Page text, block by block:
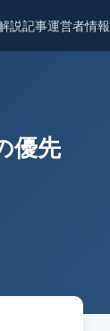
説記事運営者情報
優先